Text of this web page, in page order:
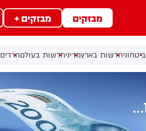
מבזקים מבזקים +
ביטחוניחדשות בארץמדיניחדשות בעולםחרדים